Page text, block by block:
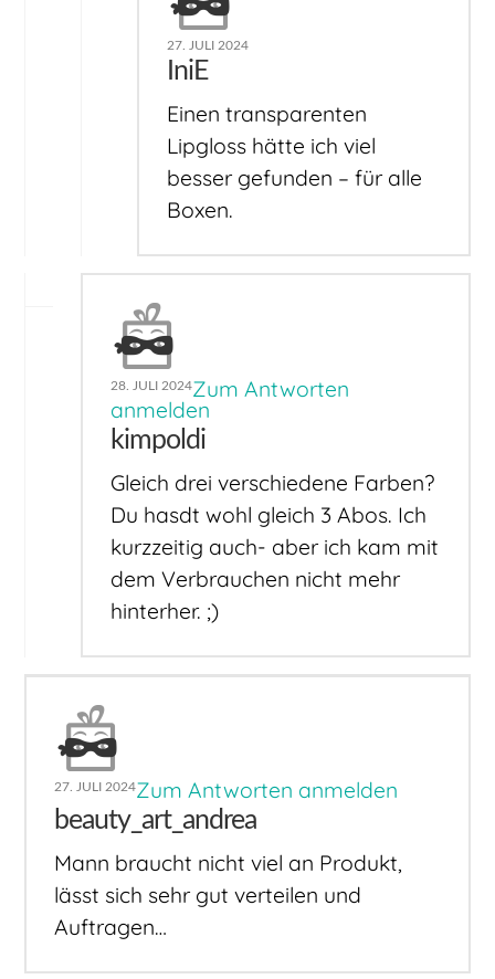
27. JULI 2024
IniE
Einen transparenten
Lipgloss hätte ich viel
besser gefunden – für alle
Boxen.
28. JULI 2024Zum Antworten
anmelden
kimpoldi
Gleich drei verschiedene Farben?
Du hasdt wohl gleich 3 Abos. Ich
kurzzeitig auch- aber ich kam mit
dem Verbrauchen nicht mehr
hinterher. ;)
27. JULI 2024Zum Antworten anmelden
beauty_art_andrea
Mann braucht nicht viel an Produkt,
lässt sich sehr gut verteilen und
Auftragen…